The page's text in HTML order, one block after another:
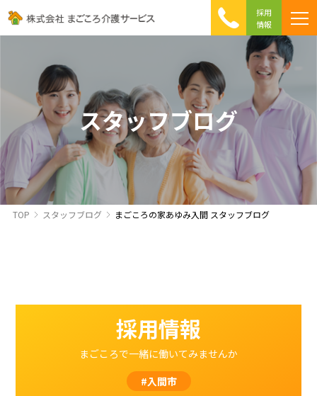
採用
情報
ころ介護の特徴
への取り組み
相談 Q&A
て介護を利用する方へ
スタッフブログ
TOP スタッフブログ まごころの家あゆみ入間 スタッフブログ
採用情報
まごころで一緒に働いてみませんか
#入間市